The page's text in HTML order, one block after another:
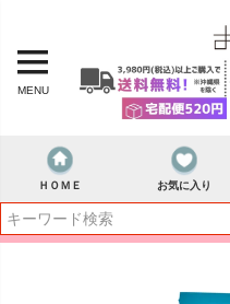
MENU
ＨＯＭＥ お気に入り